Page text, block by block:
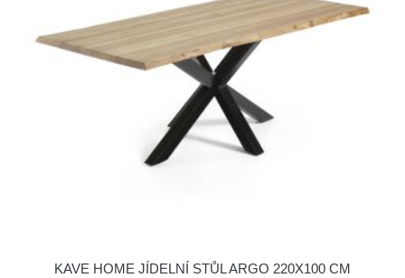
KAVE HOME JÍDELNÍ STŮL ARGO 220X100 CM